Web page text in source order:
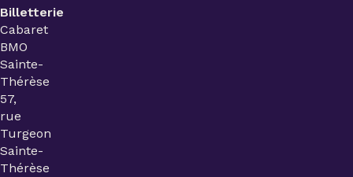
Billetterie
Cabaret
BMO
Sainte-
Thérèse
57,
rue
Turgeon
Sainte-
Thérèse